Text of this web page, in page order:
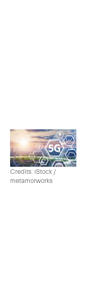
Credits: iStock /
metamorworks